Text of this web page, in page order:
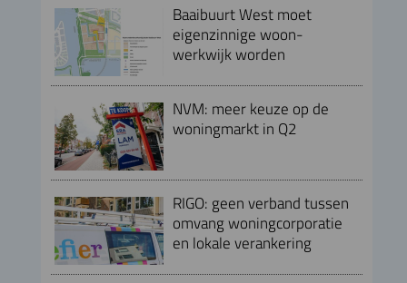
Baaibuurt West moet
eigenzinnige woon-
werkwijk worden
NVM: meer keuze op de
woningmarkt in Q2
RIGO: geen verband tussen
omvang woningcorporatie
en lokale verankering